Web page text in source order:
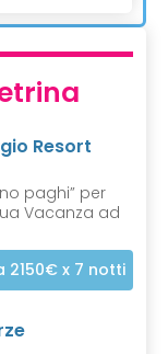
Resort
paghi” per
Vacanza ad
2150€ x 7 notti